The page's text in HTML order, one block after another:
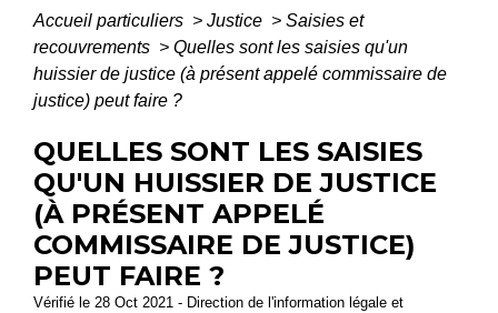
Accueil particuliers > Justice > Saisies et
recouvrements > Quelles sont les saisies qu'un
huissier de justice (à présent appelé commissaire de
justice) peut faire ?
QUELLES SONT LES SAISIES
QU'UN HUISSIER DE JUSTICE
(À PRÉSENT APPELÉ
COMMISSAIRE DE JUSTICE)
PEUT FAIRE ?
Vérifié le 28 Oct 2021 - Direction de l'information légale et